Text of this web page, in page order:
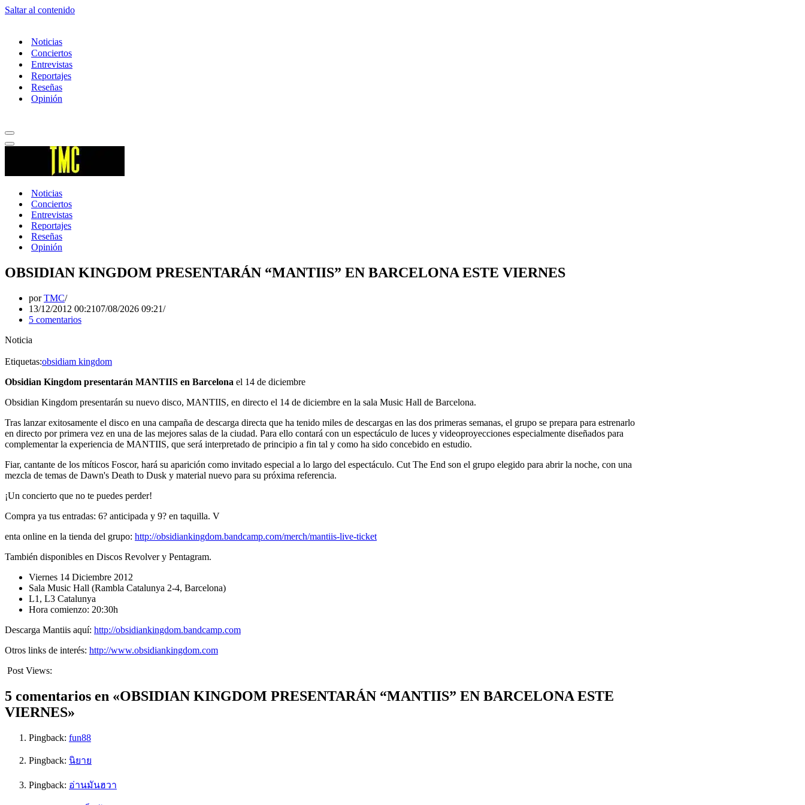
Saltar al contenido
Noticias
Conciertos
Entrevistas
Reportajes
Reseñas
Opinión
Menú
de
Menú
Noticias
Conciertos
Entrevistas
Reportajes
Reseñas
Opinión
OBSIDIAN KINGDOM PRESENTARÁN “MANTIIS” EN BARCELONA ESTE VIERNES
porTMC
13/12/2012 00:2107/08/2026 09:21
5 comentarios
Noticia
Etiquetas:obsidiam kingdom
Obsidian Kingdom presentarán MANTIIS en Barcelona el 14 de diciembre
Obsidian Kingdom presentarán su nuevo disco, MANTIIS, en directo el 14 de diciembre en la sala Music Hall de Barcelona.
Tras lanzar exitosamente el disco en una campaña de descarga directa que ha tenido miles de descargas en las dos primeras semanas, el grupo se prepara para estrenarlo
en directo por primera vez en una de las mejores salas de la ciudad. Para ello contará con un espectáculo de luces y videoproyecciones especialmente diseñados para
complementar la experiencia de MANTIIS, que será interpretado de principio a fin tal y como ha sido concebido en estudio.
Fiar, cantante de los míticos Foscor, hará su aparición como invitado especial a lo largo del espectáculo. Cut The End son el grupo elegido para abrir la noche, con una
mezcla de temas de Dawn's Death to Dusk y material nuevo para su próxima referencia.
¡Un concierto que no te puedes perder!
Compra ya tus entradas: 6? anticipada y 9? en taquilla. V
enta online en la tienda del grupo: http://obsidiankingdom.bandcamp.com/merch/mantiis-live-ticket
También disponibles en Discos Revolver y Pentagram.
Viernes 14 Diciembre 2012
Sala Music Hall (Rambla Catalunya 2-4, Barcelona)
L1, L3 Catalunya
Hora comienzo: 20:30h
Descarga Mantiis aquí: http://obsidiankingdom.bandcamp.com
Otros links de interés: http://www.obsidiankingdom.com
Post Views:
5 comentarios en «OBSIDIAN KINGDOM PRESENTARÁN “MANTIIS” EN BARCELONA ESTE
VIERNES»
Pingback: fun88
Pingback: นิยาย
Pingback: อ่านมันฮวา